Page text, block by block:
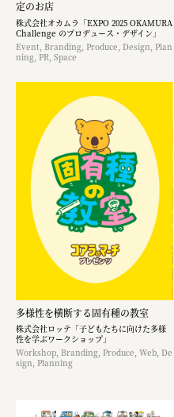
定のお店
株式会社オカムラ「EXPO 2025 OKAMURA
Challenge のプロデュース・デザイン」
Event, Branding, Produce, Design, Plan
ning, PR, Space
多様性を横断する固有種の教室
株式会社ロッテ「子どもたちに向けた多様
性を学ぶワークショップ」
Workshop, Branding, Produce, Web, De
sign, Planning